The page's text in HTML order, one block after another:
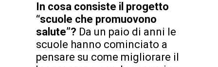
In cosa consiste il progetto
“scuole che promuovono
salute”? Da un paio di anni le
scuole hanno cominciato a
pensare su come migliorare il